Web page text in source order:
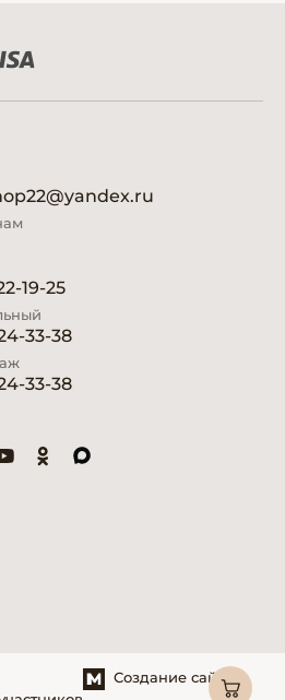
19-25
33-38
33-38
Создание сайтов